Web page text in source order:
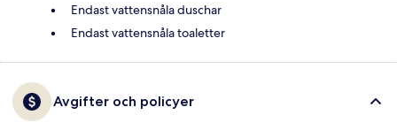
Endast vattensnåla duschar
Endast vattensnåla toaletter
Avgifter och policyer